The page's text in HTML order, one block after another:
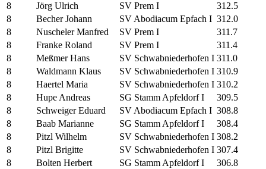
8
Jörg Ulrich SV Prem I
312.5
8
Becher Johann SV Abodiacum Epfach I 312.0
8
Nuscheler Manfred SV Prem I
311.7
8
Franke Roland SV Prem I
311.4
8
Meßmer Hans SV Schwabniederhofen I 311.0
8
Waldmann Klaus SV Schwabniederhofen I 310.9
8
Haertel Maria SV Schwabniederhofen I 310.2
8
Hupe Andreas SG Stamm Apfeldorf I
309.5
8
Schweiger Eduard SV Abodiacum Epfach I 308.8
8
Baab Marianne SG Stamm Apfeldorf I
308.4
8
Pitzl Wilhelm SV Schwabniederhofen I 308.2
8
Pitzl Brigitte SV Schwabniederhofen I 307.4
8
Bolten Herbert SG Stamm Apfeldorf I
306.8